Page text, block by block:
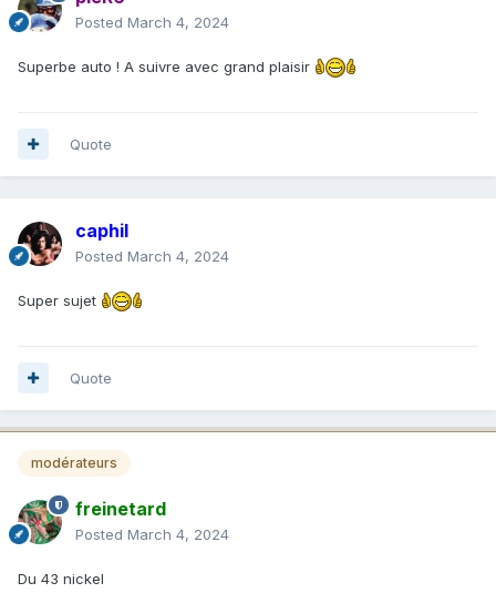
Posted March 4, 2024
Superbe auto ! A suivre avec grand plaisir
Quote
caphil
Posted March 4, 2024
Super sujet
Quote
modérateurs
freinetard
Posted March 4, 2024
Du 43 nickel